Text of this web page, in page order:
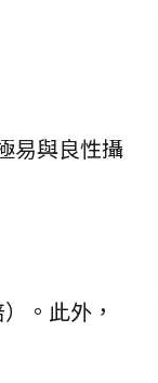
易與良性攝
。此外，